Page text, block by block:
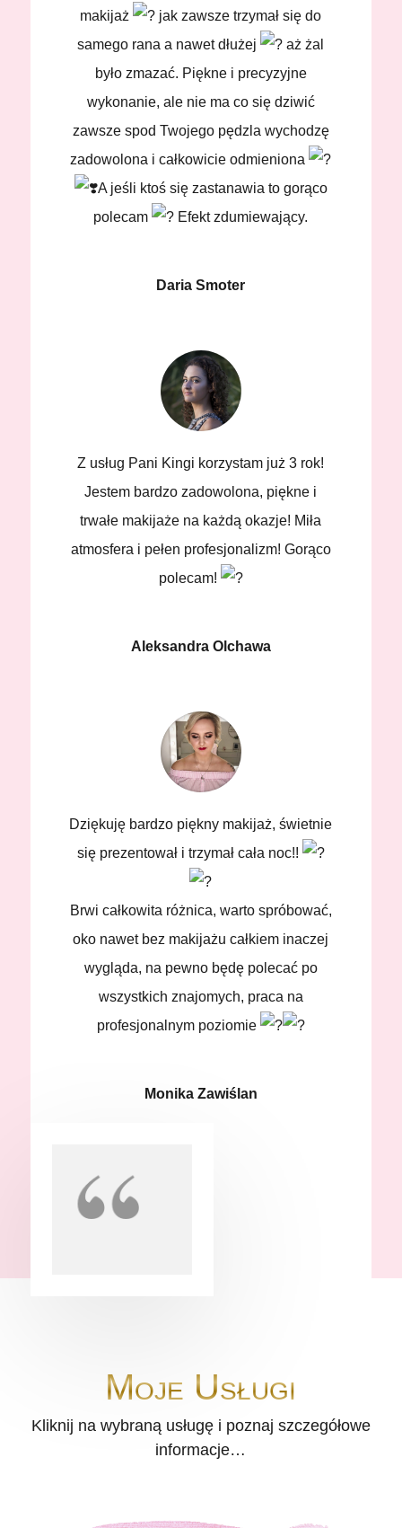
makijaż
jak zawsze trzymał się do
samego rana a nawet dłużej
aż żal
było zmazać. Piękne i precyzyjne
wykonanie, ale nie ma co się dziwić
zawsze spod Twojego pędzla wychodzę
zadowolona i całkowicie odmieniona
A jeśli ktoś się zastanawia to gorąco
polecam
Efekt zdumiewający.
Daria Smoter
Z usług Pani Kingi korzystam już 3 rok!
Jestem bardzo zadowolona, piękne i
trwałe makijaże na każdą okazje! Miła
atmosfera i pełen profesjonalizm! Gorąco
polecam!
Aleksandra Olchawa
Dziękuję bardzo piękny makijaż, świetnie
się prezentował i trzymał cała noc!!
Brwi całkowita różnica, warto spróbować,
oko nawet bez makijażu całkiem inaczej
wygląda, na pewno będę polecać po
wszystkich znajomych, praca na
profesjonalnym poziomie
Monika Zawiślan
Moje Usługi
Kliknij na wybraną usługę i poznaj szczegółowe
informacje…